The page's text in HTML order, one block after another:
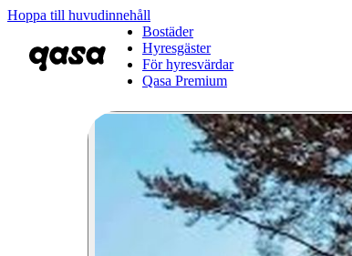
Hoppa till huvudinnehåll
Bostäder
Hyresgäster
För hyresvärdar
Qasa Premium